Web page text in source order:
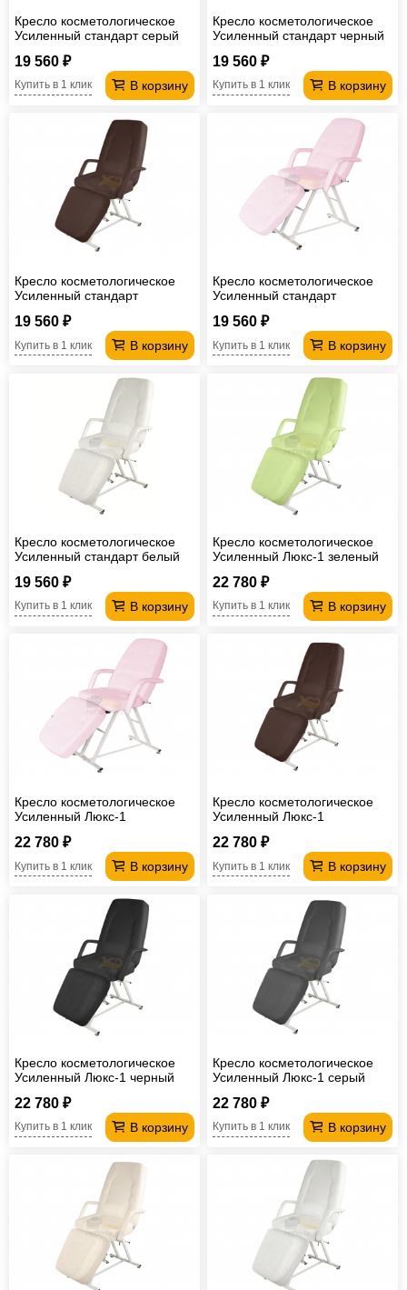
Кресло косметологическое
Усиленный стандарт серый
19 560 ₽
В корзину
Купить в 1 клик
Кресло косметологическое
Усиленный стандарт черный
19 560 ₽
В корзину
Купить в 1 клик
Кресло косметологическое
Усиленный стандарт
19 560 ₽
В корзину
Купить в 1 клик
Кресло косметологическое
Усиленный стандарт
19 560 ₽
В корзину
Купить в 1 клик
Кресло косметологическое
Усиленный стандарт белый
19 560 ₽
В корзину
Купить в 1 клик
Кресло косметологическое
Усиленный Люкс-1 зеленый
22 780 ₽
В корзину
Купить в 1 клик
Кресло косметологическое
Усиленный Люкс-1
22 780 ₽
В корзину
Купить в 1 клик
Кресло косметологическое
Усиленный Люкс-1
22 780 ₽
В корзину
Купить в 1 клик
Кресло косметологическое
Усиленный Люкс-1 черный
22 780 ₽
В корзину
Купить в 1 клик
Кресло косметологическое
Усиленный Люкс-1 серый
22 780 ₽
В корзину
Купить в 1 клик